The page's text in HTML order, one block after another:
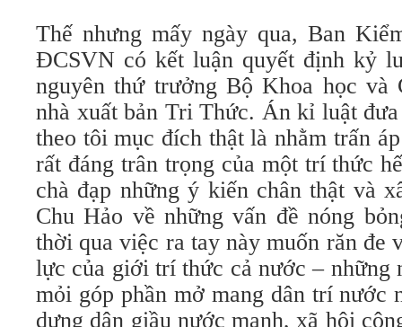
Thế nhưng mấy ngày qua, Ban
ĐCSVN có kết luận quyết định kỷ
nguyên thứ trưởng Bộ Khoa học và
nhà xuất bản Tri Thức. Án kỉ luật
theo tôi mục đích thật là nhằm trấn
rất đáng trân trọng của một trí thức
chà đạp những ý kiến chân thật và
Chu Hảo về những vấn đề nóng
thời qua việc ra tay này muốn răn đe
lực của giới trí thức cả nước – những
mỏi góp phần mở mang dân trí nước
dựng dân giầu nước mạnh, xã hội